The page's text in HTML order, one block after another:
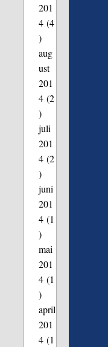
201
4(4
)
aug
ust
201
4(2
)
juli
201
4(2
)
juni
201
4(1
)
mai
201
4(1
)
april
201
4(1